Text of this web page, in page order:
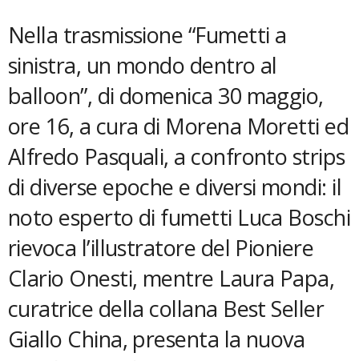
Nella trasmissione “Fumetti a
sinistra, un mondo dentro al
balloon”, di domenica 30 maggio,
ore 16, a cura di Morena Moretti ed
Alfredo Pasquali, a confronto strips
di diverse epoche e diversi mondi: il
noto esperto di fumetti Luca Boschi
rievoca l’illustratore del Pioniere
Clario Onesti, mentre Laura Papa,
curatrice della collana Best Seller
Giallo China, presenta la nuova